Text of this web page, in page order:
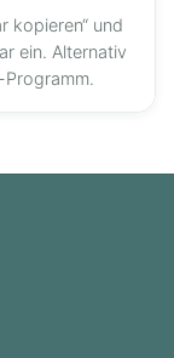
kopieren“ und
ein. Alternativ